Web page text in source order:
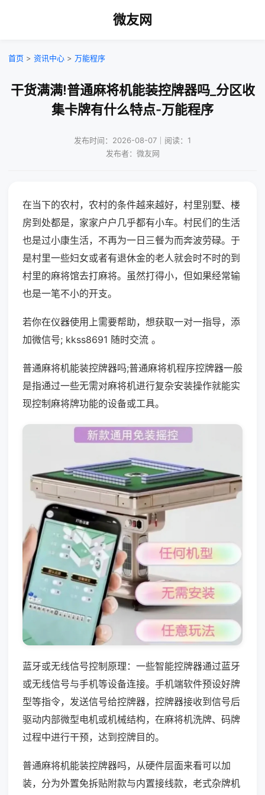
微友网
首页 > 资讯中心 > 万能程序
干货满满!普通麻将机能装控牌器吗_分区收
集卡牌有什么特点-万能程序
发布时间：2026-08-07｜阅读：1
发布者：微友网
在当下的农村，农村的条件越来越好，村里别墅、楼
房到处都是，家家户户几乎都有小车。村民们的生活
也是过小康生活，不再为一日三餐为而奔波劳碌。于
是村里一些妇女或者有退休金的老人就会时不时的到
村里的麻将馆去打麻将。虽然打得小，但如果经常输
也是一笔不小的开支。
若你在仪器使用上需要帮助，想获取一对一指导，添
加微信号; kkss8691 随时交流 。
普通麻将机能装控牌器吗;普通麻将机程序控牌器一般
是指通过一些无需对麻将机进行复杂安装操作就能实
现控制麻将牌功能的设备或工具。
蓝牙或无线信号控制原理：一些智能控牌器通过蓝牙
或无线信号与手机等设备连接。手机端软件预设好牌
型等指令，发送信号给控牌器，控牌器接收到信号后
驱动内部微型电机或机械结构，在麻将机洗牌、码牌
过程中进行干预，达到控牌目的。
普通麻将机能装控牌器吗，从硬件层面来看可以加
装，分为外置免拆贴附款与内置接线款，老式杂牌机